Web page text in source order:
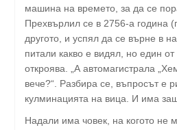
машина на времето, за да се
Прехвърлил се в 2756-а година
другото, и успял да се върне в
питали какво е видял, но един
откроява. „А автомагистрала
вече?“. Разбира се, въпросът е
кулминацията на вица. И има
Надали има човек, на когото не